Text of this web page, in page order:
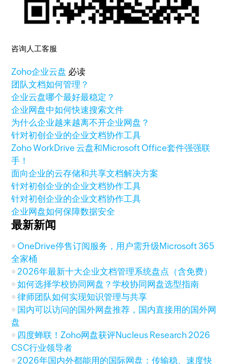
咨询人工客服
Zoho企业云盘 必读
团队文档如何管理？
企业云盘哪个最好最稳定？
企业网盘中如何快速搜索文件
为什么企业越来越离不开企业网盘？
针对初创企业的企业文档协作工具
Zoho WorkDrive 云盘和Microsoft Office套件强强联
手！
面向企业的云存储和共享文档解决方案
针对初创企业的企业文档协作工具
针对初创企业的企业文档协作工具
企业网盘如何保障数据安全
最新新闻
OneDrive停售订阅服务，用户需升级Microsoft 365
全家桶
2026年最新十大企业文档管理系统盘点（含免费）
如何选择学校协同网盘？学校协同网盘选型指南
律师团队如何实现知识管理与共享
国内可以访问的国外网盘推荐，国内直接用的国外网
盘
四度蝉联！Zoho网盘获评Nucleus Research 2026
CSC行业领导者
2026年国内外都能用的国际网盘：传输稳、速度快